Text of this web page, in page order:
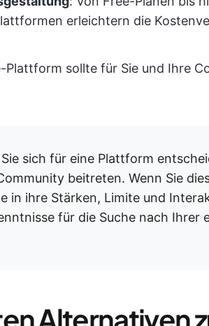
erleichtern die
Plattform sollte für Sie und Ihre
sich für eine Plattform
beitreten. Wenn Sie
in ihre Stärken, Limite und
für die Suche nach Ihrer
Alternativen